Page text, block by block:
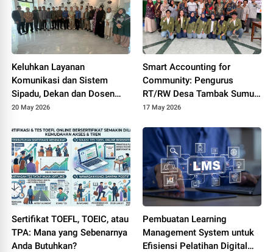
Keluhkan Layanan
Komunikasi dan Sistem
Sipadu, Dekan dan Dosen
FTIK PTIQ Datangi Rektorat
20 May 2026
Smart Accounting for
Community: Pengurus
RT/RW Desa Tambak Sumur
Ikuti Pelatihan Transparansi
Digital
17 May 2026
Sertifikat TOEFL, TOEIC, atau
TPA: Mana yang Sebenarnya
Anda Butuhkan?
Pembuatan Learning
Management System untuk
Efisiensi Pelatihan Digital